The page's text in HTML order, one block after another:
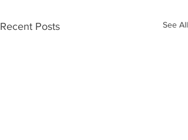
Recent Posts See All